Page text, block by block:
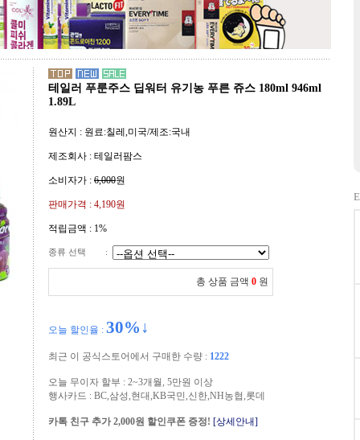
테일러 푸룬주스 딥워터 유기농 푸른 쥬스 180ml 946ml
1.89L
원산지 : 원료:칠레,미국/제조:국내
제조회사 : 테일러팜스
소비자가 : 6,000원
판매가격 : 4,190원
적립금액 : 1%
종류 선택 :
총 상품 금액 0 원
오늘 할인율 : 30%↓
최근 이 공식스토어에서 구매한 수량 : 1222
오늘 무이자 할부 : 2~3개월, 5만원 이상
행사카드 : BC,삼성,현대,KB국민,신한,NH농협,롯데
카톡 친구 추가 2,000원 할인쿠폰 증정! [상세안내]